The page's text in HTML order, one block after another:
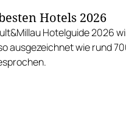
Hotels 2026
Hotelguide 2026
ausgezeichnet wie rund